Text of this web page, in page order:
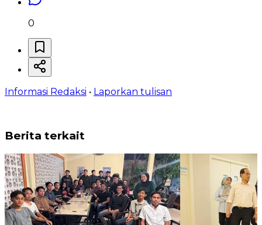
0
Informasi Redaksi • Laporkan tulisan
Berita terkait